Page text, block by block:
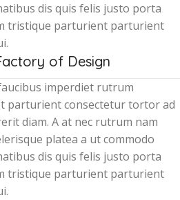
dis quis felis justo porta
tristique parturient parturient
of Design
imperdiet rutrum
parturient consectetur tortor ad
diam. A at nec rutrum nam
platea a ut commodo
dis quis felis justo porta
tristique parturient parturient